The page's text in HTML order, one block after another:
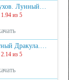
Лунный…
из 5
Дракула.…
из 5